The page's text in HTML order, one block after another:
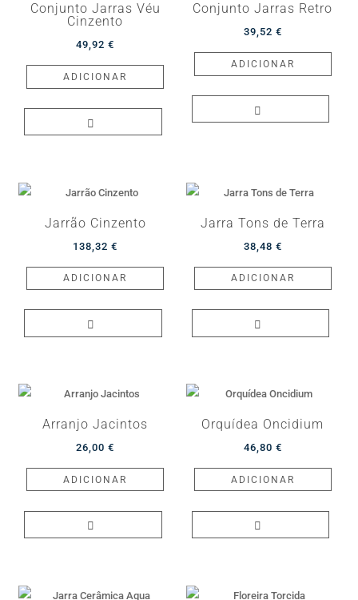
Conjunto Jarras Véu
Cinzento
49,92€
ADICIONAR
Conjunto Jarras Retro
39,52 €
ADICIONAR
Jarrão Cinzento
138,32€
ADICIONAR
Jarra Tons de Terra
38,48 €
ADICIONAR
Arranjo Jacintos
26,00€
ADICIONAR
Orquídea Oncidium
46,80 €
ADICIONAR